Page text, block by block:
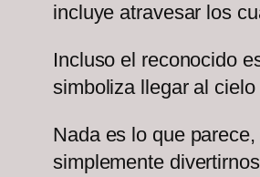
incluye atravesar los
Incluso el reconocido
simboliza llegar al
Nada es lo que
simplemente